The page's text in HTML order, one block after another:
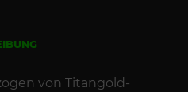
von Titangold-